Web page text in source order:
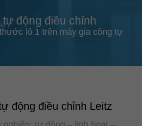
động điều chỉnh
lô 1 trên máy gia công tự
động điều chỉnh Leitz